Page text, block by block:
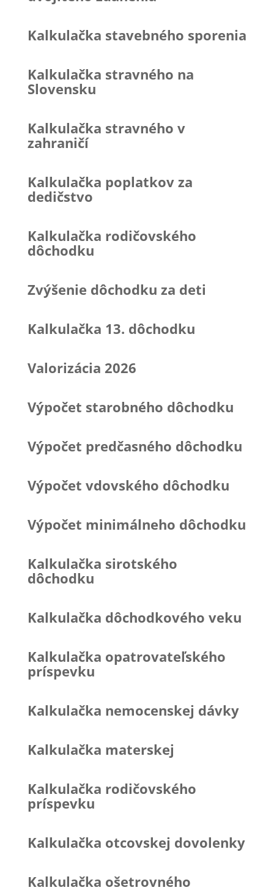
Kalkulačka stavebného sporenia
Kalkulačka stravného na
Slovensku
Kalkulačka stravného v
zahraničí
Kalkulačka poplatkov za
dedičstvo
Kalkulačka rodičovského
dôchodku
Zvýšenie dôchodku za deti
Kalkulačka 13. dôchodku
Valorizácia 2026
Výpočet starobného dôchodku
Výpočet predčasného dôchodku
Výpočet vdovského dôchodku
Výpočet minimálneho dôchodku
Kalkulačka sirotského
dôchodku
Kalkulačka dôchodkového veku
Kalkulačka opatrovateľského
príspevku
Kalkulačka nemocenskej dávky
Kalkulačka materskej
Kalkulačka rodičovského
príspevku
Kalkulačka otcovskej dovolenky
Kalkulačka ošetrovného